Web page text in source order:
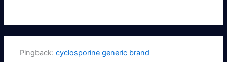
Pingback:cyclosporine generic brand